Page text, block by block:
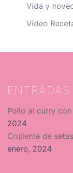
Vida y
Video
Pollo al curry
2024
Crujiente de
enero, 2024